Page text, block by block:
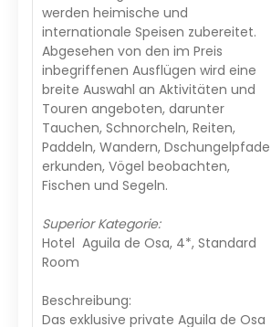
werden heimische und
internationale Speisen zubereitet.
Abgesehen von den im Preis
inbegriffenen Ausflügen wird eine
breite Auswahl an Aktivitäten und
Touren angeboten, darunter
Tauchen, Schnorcheln, Reiten,
Paddeln, Wandern, Dschungelpfade
erkunden, Vögel beobachten,
Fischen und Segeln.
Superior Kategorie:
Hotel Aguila de Osa, 4*, Standard
Room
Beschreibung:
Das exklusive private Aguila de Osa